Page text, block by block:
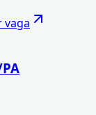
vaga